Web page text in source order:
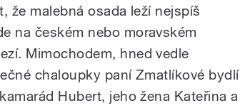
že malebná osada leží nejspíš
na českém nebo moravském
Mimochodem, hned vedle
chaloupky paní Zmatlíkové bydlí
Hubert, jeho žena Kateřina a